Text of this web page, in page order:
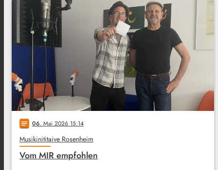
notes 06. Mai 2026 15:14
Musikinititaive Rosenheim
Vom MIR empfohlen